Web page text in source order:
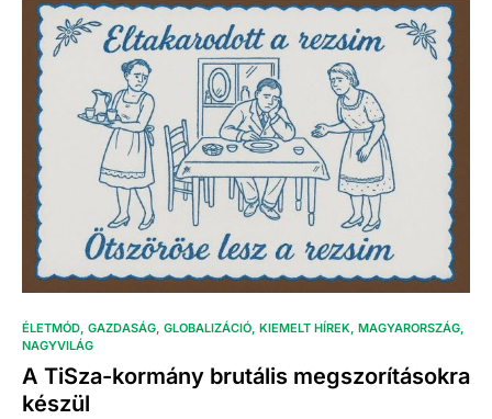
ÉLETMÓD GAZDASÁG GLOBALIZÁCIÓ KIEMELT HÍREK MAGYARORSZÁG
NAGYVILÁG
A TiSza-kormány brutális megszorításokra
készül